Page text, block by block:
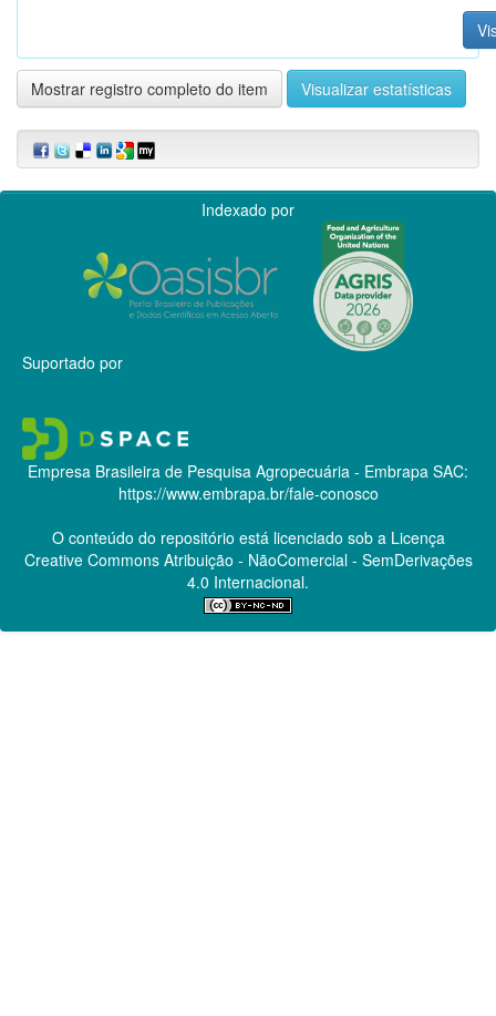
Mostrar registro completo do item Visualizar estatísticas
Indexado por
Suportado por
Empresa Brasileira de Pesquisa Agropecuária - Embrapa SAC:
https://www.embrapa.br/fale-conosco
O conteúdo do repositório está licenciado sob a Licença
Creative CommonsAtribuição - NãoComercial - SemDerivações
4.0 Internacional.